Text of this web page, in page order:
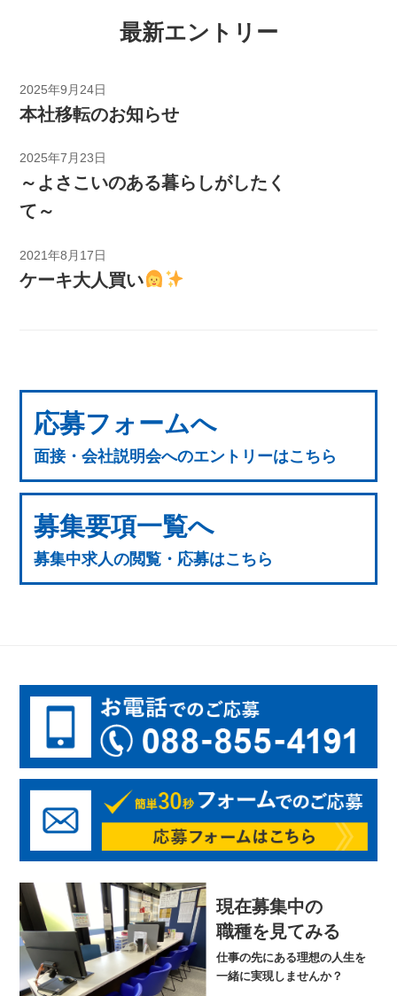
最新エントリー
2025年9月24日
本社移転のお知らせ
2025年7月23日
～よさこいのある暮らしがしたく
て～
2021年8月17日
ケーキ大人買い
応募フォームへ
面接・会社説明会へのエントリーはこちら
募集要項一覧へ
募集中求人の閲覧・応募はこちら
現在募集中の
職種を見てみる
仕事の先にある理想の人生を
一緒に実現しませんか？